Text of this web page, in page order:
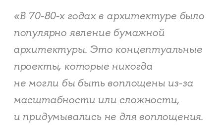
«В 70-80-х годах в архитектуре было
популярно явление бумажной
архитектуры. Это концептуальные
проекты, которые никогда
не могли бы быть воплощены из-за
масштабности или сложности,
и придумывались не для воплощения.